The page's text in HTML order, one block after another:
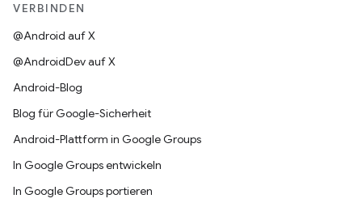
VERBINDEN
@Android auf X
@AndroidDev auf X
Android-Blog
Blog für Google-Sicherheit
Android-Plattform in Google Groups
In Google Groups entwickeln
In Google Groups portieren